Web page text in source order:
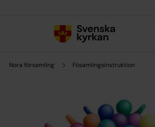
Nora församling Fösamlingsinstruktion